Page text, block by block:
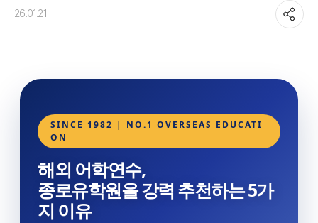
26.01.21
SINCE 1982 | NO.1 OVERSEAS EDUCATI
ON
해외 어학연수,
종로유학원을 강력 추천하는 5가
지 이유